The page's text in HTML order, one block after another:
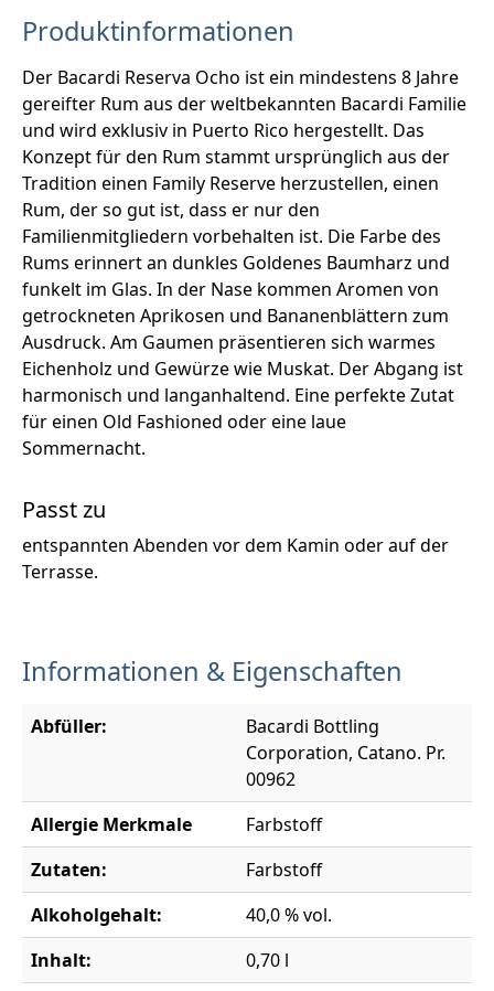
Produktinformationen
Der Bacardi Reserva Ocho ist ein mindestens 8 Jahre
gereifter Rum aus der weltbekannten Bacardi Familie
und wird exklusiv in Puerto Rico hergestellt. Das
Konzept für den Rum stammt ursprünglich aus der
Tradition einen Family Reserve herzustellen, einen
Rum, der so gut ist, dass er nur den
Familienmitgliedern vorbehalten ist. Die Farbe des
Rums erinnert an dunkles Goldenes Baumharz und
funkelt im Glas. In der Nase kommen Aromen von
getrockneten Aprikosen und Bananenblättern zum
Ausdruck. Am Gaumen präsentieren sich warmes
Eichenholz und Gewürze wie Muskat. Der Abgang ist
harmonisch und langanhaltend. Eine perfekte Zutat
für einen Old Fashioned oder eine laue
Sommernacht.
Passt zu
entspannten Abenden vor dem Kamin oder auf der
Terrasse.
Informationen & Eigenschaften
Abfüller:
Bacardi Bottling
Corporation, Catano. Pr.
00962
Allergie Merkmale
Farbstoff
Zutaten:
Farbstoff
Alkoholgehalt:
40,0 % vol.
Inhalt:
0,70 l